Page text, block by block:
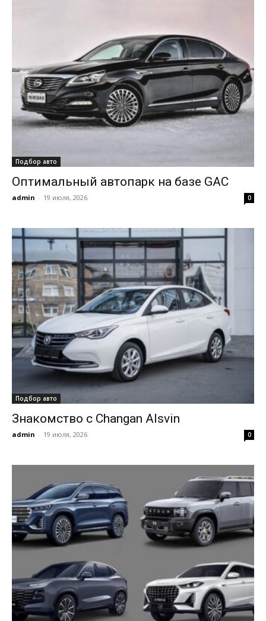
Подбор авто
Оптимальный автопарк на базе GAC
admin - 19 июля, 2026 0
Подбор авто
Знакомство с Changan Alsvin
admin - 19 июля, 2026 0